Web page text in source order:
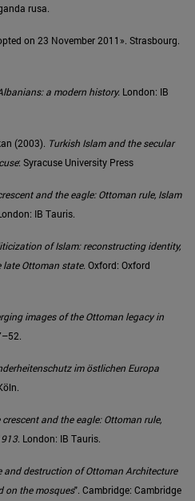
rusa.
on 23 November 2011». Strasbourg.
a modern history. London: IB
(2003). Turkish Islam and the secular
: Syracuse University Press
and the eagle: Ottoman rule, Islam
IB Tauris.
of Islam: reconstructing identity,
late Ottoman state. Oxford: Oxford
images of the Ottoman legacy in
im östlichen Europa
crescent and the eagle: Ottoman rule,
. London: IB Tauris.
and destruction of Ottoman Architecture
on the mosques". Cambridge: Cambridge